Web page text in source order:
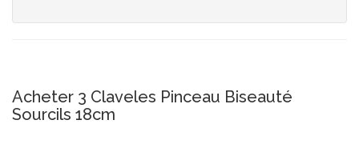
Acheter 3 Claveles Pinceau Biseauté
Sourcils 18cm